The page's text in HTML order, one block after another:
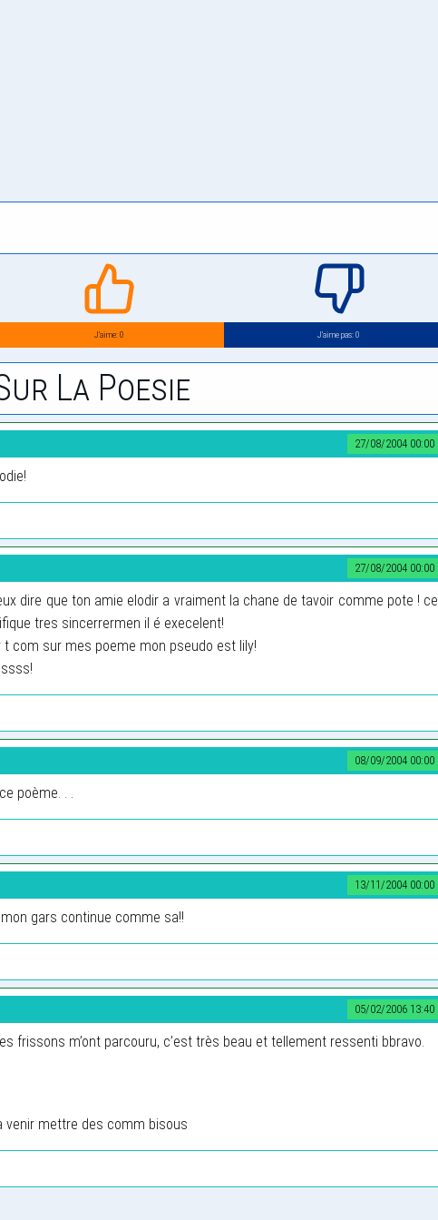
J’aime: 0 J’aime pas: 0
La Poesie
27/08/2004 00:00
27/08/2004 00:00
dire que ton amie elodir a vraiment la chane de tavoir comme pote ! ce
tres sincerrermen il é execelent!
t com sur mes poeme mon pseudo est lily!
08/09/2004 00:00
poème. . .
13/11/2004 00:00
gars continue comme sa!!
05/02/2006 13:40
frissons m’ont parcouru, c’est très beau et tellement ressenti bbravo.
venir mettre des comm bisous